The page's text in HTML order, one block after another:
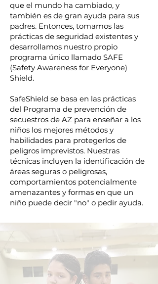
que el mundo ha cambiado, y
también es de gran ayuda para sus
padres. Entonces, tomamos las
prácticas de seguridad existentes y
desarrollamos nuestro propio
programa único llamado SAFE
(Safety Awareness for Everyone)
Shield.
SafeShield se basa en las prácticas
del Programa de prevención de
secuestros de AZ para enseñar a los
niños los mejores métodos y
habilidades para protegerlos de
peligros imprevistos. Nuestras
técnicas incluyen la identificación de
áreas seguras o peligrosas,
comportamientos potencialmente
amenazantes y formas en que un
niño puede decir "no" o pedir ayuda.